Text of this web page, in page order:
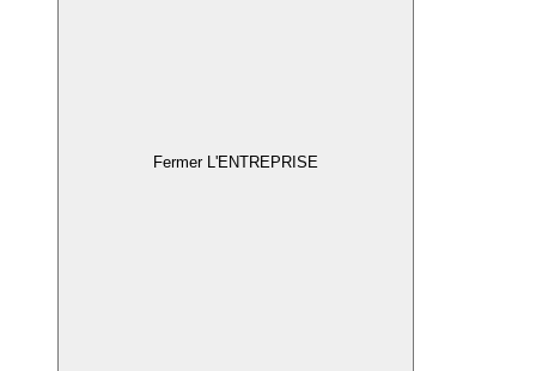
Fermer L'ENTREPRISE